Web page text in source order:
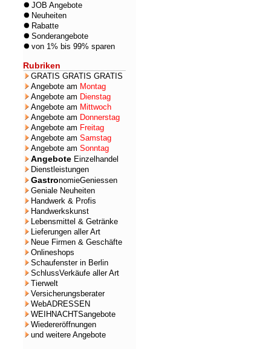
JOB Angebote
Neuheiten
Rabatte
Sonderangebote
von 1% bis 99% sparen
Rubriken
GRATIS GRATIS GRATIS
Angebote am Montag
Angebote am Dienstag
Angebote am Mittwoch
Angebote am Donnerstag
Angebote am Freitag
Angebote am Samstag
Angebote am Sonntag
Angebote Einzelhandel
Dienstleistungen
GastronomieGeniessen
Geniale Neuheiten
Handwerk & Profis
Handwerkskunst
Lebensmittel & Getränke
Lieferungen aller Art
Neue Firmen & Geschäfte
Onlineshops
Schaufenster in Berlin
SchlussVerkäufe aller Art
Tierwelt
Versicherungsberater
WebADRESSEN
WEIHNACHTSangebote
Wiedereröffnungen
und weitere Angebote